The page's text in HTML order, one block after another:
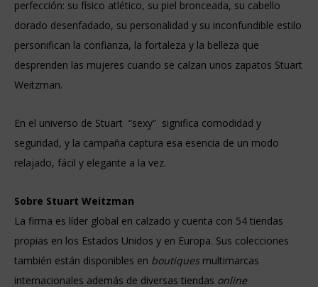
perfección: su físico atlético, su piel bronceada, su cabello
dorado desenfadado, su personalidad y su inconfundible estilo
personifican la confianza, la fortaleza y la belleza que
desprenden las mujeres cuando se calzan unos zapatos Stuart
Weitzman.
En el universo de Stuart “sexy” significa comodidad y
seguridad, y la campaña captura esa esencia de un modo
relajado, fácil y elegante a la vez.
Sobre Stuart Weitzman
La firma es líder global en calzado y cuenta con 54 tiendas
propias en los Estados Unidos y en Europa. Sus colecciones
también están disponibles en boutiques multimarcas
internacionales además de diversas tiendas online